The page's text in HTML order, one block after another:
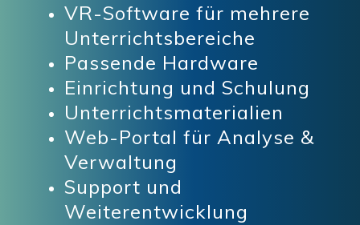
VR-Software für mehrere
Unterrichtsbereiche
Passende Hardware
Einrichtung und Schulung
Unterrichtsmaterialien
Web-Portal für Analyse &
Verwaltung
Support und
Weiterentwicklung